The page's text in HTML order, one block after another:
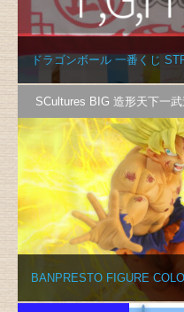
ドラゴンボール 一番くじ
SCultures BIG 造形天下一武
BANPRESTO FIGURE